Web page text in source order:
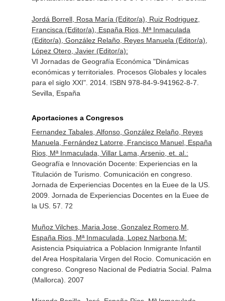
Jordá Borrell, Rosa María (Editor/a), Ruiz Rodriguez,
Francisca (Editor/a), España Rios, Mª Inmaculada
(Editor/a), González Relaño, Reyes Manuela (Editor/a),
López Otero, Javier (Editor/a):
VI Jornadas de Geografía Económica "Dinámicas
económicas y territoriales. Procesos Globales y locales
para el siglo XXI". 2014. ISBN 978-84-9-941962-8-7.
Sevilla, España
Aportaciones a Congresos
Fernandez Tabales, Alfonso, González Relaño, Reyes
Manuela, Fernández Latorre, Francisco Manuel, España
Rios, Mª Inmaculada, Villar Lama, Arsenio, et. al.:
Geografía e Innovación Docente: Experiencias en la
Titulación de Turismo. Comunicación en congreso.
Jornada de Experiencias Docentes en la Euee de la US.
2009. Jornada de Experiencias Docentes en la Euee de
la US. 57. 72
Muñoz Vilches, Maria Jose, Gonzalez Romero,M,
España Rios, Mª Inmaculada, Lopez Narbona,M:
Asistencia Psiquiatrica a Poblacion Inmigrante Infantil
del Area Hospitalaria Virgen del Rocio. Comunicación en
congreso. Congreso Nacional de Pediatria Social. Palma
(Mallorca). 2007